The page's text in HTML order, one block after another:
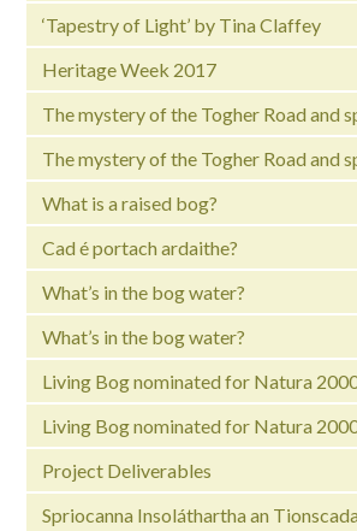
‘Tapestry of Light’ by Tina Claffey
Heritage Week 2017
The mystery of the Togher Road and
The mystery of the Togher Road and
What is a raised bog?
Cad é portach ardaithe?
What’s in the bog water?
What’s in the bog water?
Living Bog nominated for Natura
Living Bog nominated for Natura
Project Deliverables
Spriocanna Insoláthartha an